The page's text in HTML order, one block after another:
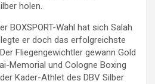
holen.
BOXSPORT-Wahl hat sich Salah
er doch das erfolgreichste
Fliegengewichtler gewann Gold
Memorial und Cologne Boxing
Kader-Athlet des DBV Silber